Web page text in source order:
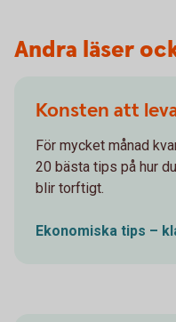
Andra läser
Konsten att
För mycket månad
20 bästa tips på hur
blir torftigt.
Ekonomiska tips –